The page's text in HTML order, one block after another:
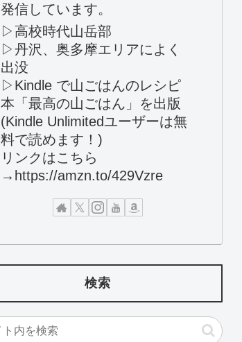
発信しています。
▷高校時代山岳部
▷丹沢、奥多摩エリアによく
出没
▷Kindle で山ごはんのレシピ
本「最高の山ごはん」を出版
(Kindle Unlimitedユーザーは無
料で読めます！)
リンクはこちら
→https://amzn.to/429Vzre
検索